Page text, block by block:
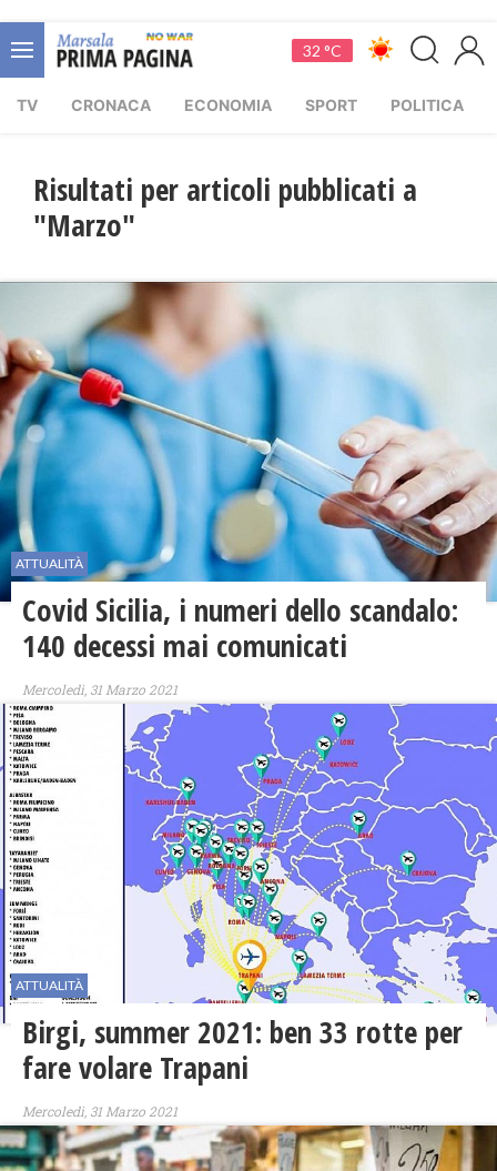
32 °C
TV CRONACA ECONOMIA SPORT POLITICA
Risultati per articoli pubblicati a
"Marzo"
ATTUALITÀ
Covid Sicilia, i numeri dello scandalo:
140 decessi mai comunicati
Mercoledì, 31 Marzo 2021
ATTUALITÀ
Birgi, summer 2021: ben 33 rotte per
fare volare Trapani
Mercoledì, 31 Marzo 2021